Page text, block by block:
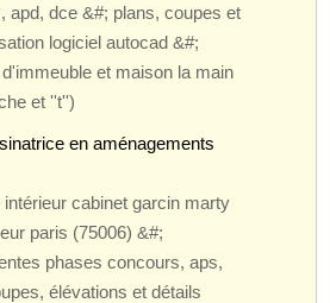
apd, dce &#; plans, coupes et
logiciel autocad &#;
et maison la main
et ''t'')
en aménagements
cabinet garcin marty
paris (75006) &#;
phases concours, aps,
élévations et détails